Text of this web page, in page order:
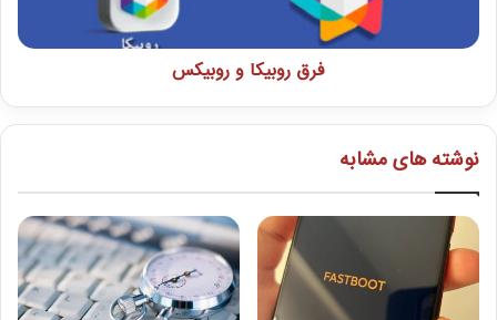
فرق روبیکا و روبیکس
نوشته های مشابه